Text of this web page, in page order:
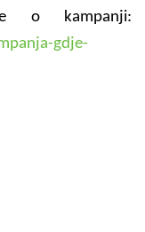
o kampanji:
gdje-